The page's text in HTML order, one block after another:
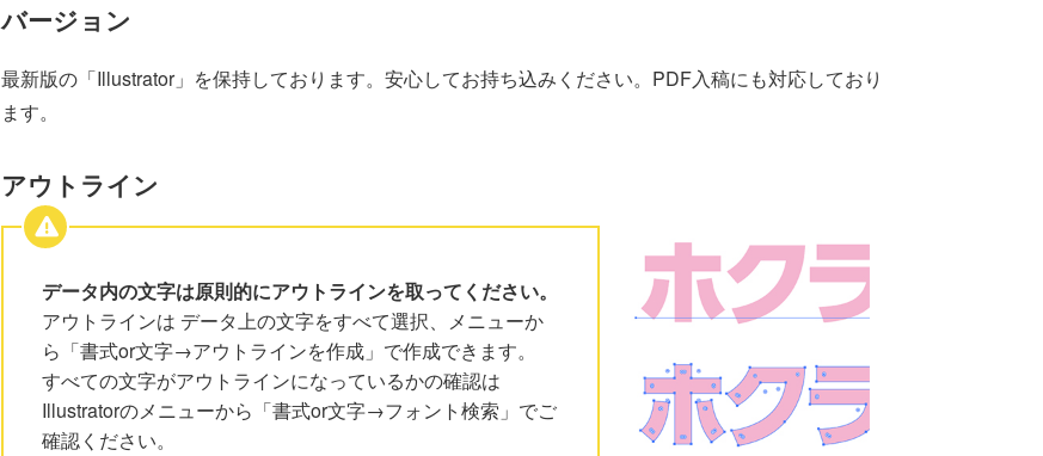
バージョン
最新版の「Illustrator」を保持しております。安心してお持ち込みください。PDF入稿にも対応しており
ます。
アウトライン
データ内の文字は原則的にアウトラインを取ってください。
アウトラインは データ上の文字をすべて選択、メニューか
ら「書式or文字→アウトラインを作成」で作成できます。
すべての文字がアウトラインになっているかの確認は
Illustratorのメニューから「書式or文字→フォント検索」でご
確認ください。